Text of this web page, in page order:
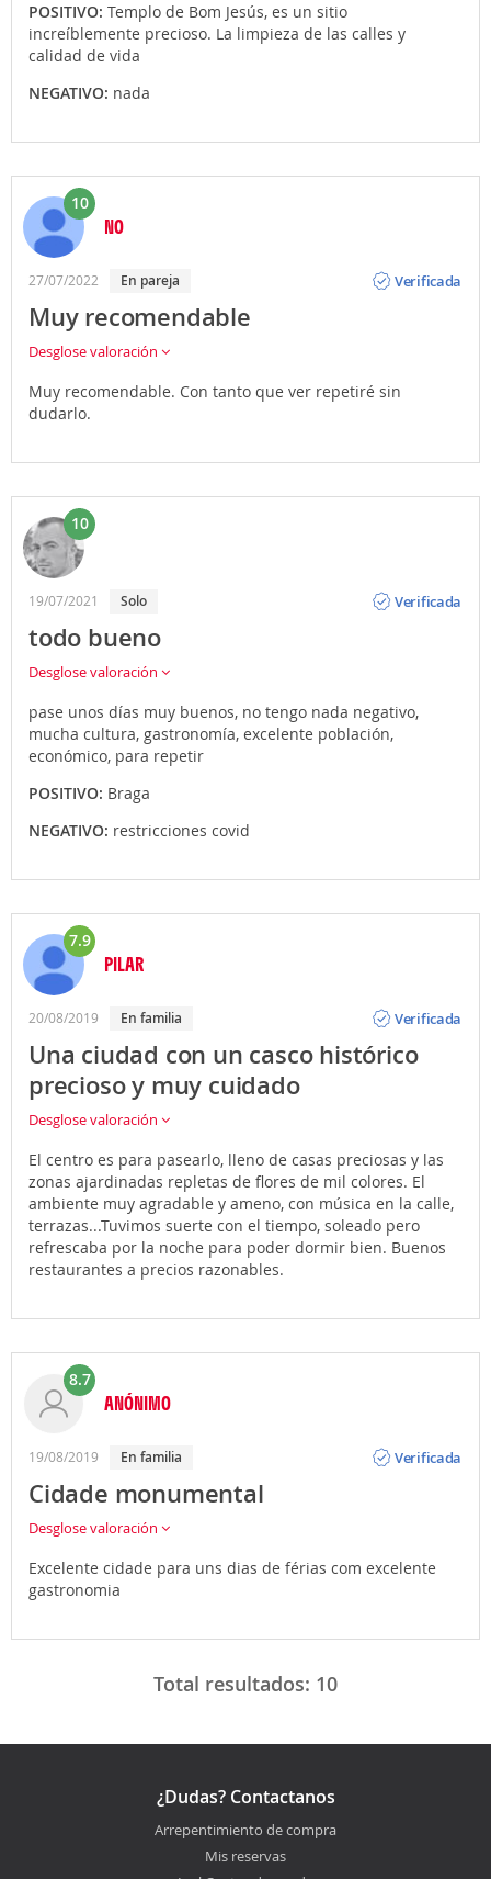
POSITIVO: Templo de Bom Jesús, es un sitio
increíblemente precioso. La limpieza de las calles y
calidad de vida
NEGATIVO: nada
10
NO
27/07/2022 En pareja
Verificada
Muy recomendable
Desglose valoración
Muy recomendable. Con tanto que ver repetiré sin
dudarlo.
10
19/07/2021 Solo
Verificada
todo bueno
Desglose valoración
pase unos días muy buenos, no tengo nada negativo,
mucha cultura, gastronomía, excelente población,
económico, para repetir
POSITIVO: Braga
NEGATIVO: restricciones covid
7.9
PILAR
20/08/2019 En familia
Verificada
Una ciudad con un casco histórico
precioso y muy cuidado
Desglose valoración
El centro es para pasearlo, lleno de casas preciosas y las
zonas ajardinadas repletas de flores de mil colores. El
ambiente muy agradable y ameno, con música en la calle,
terrazas...Tuvimos suerte con el tiempo, soleado pero
refrescaba por la noche para poder dormir bien. Buenos
restaurantes a precios razonables.
8.7
ANÓNIMO
19/08/2019 En familia
Verificada
Cidade monumental
Desglose valoración
Excelente cidade para uns dias de férias com excelente
gastronomia
Total resultados: 10
¿Dudas? Contactanos
Arrepentimiento de compra
Mis reservas